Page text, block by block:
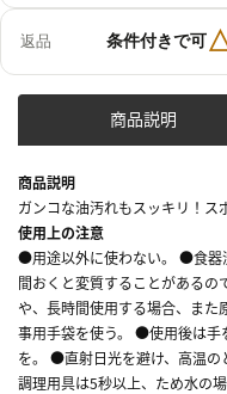
返品 条件付きで可
商品説明
商品説明
ガンコな油汚れもスッキリ！ス
使用上の注意
●用途以外に使わない。 ●食器
間おくと変質することがある
や、長時間使用する場合、ま
事用手袋を使う。 ●使用後は手
を。 ●直射日光を避け、高温
調理用具は5秒以上、ため水の